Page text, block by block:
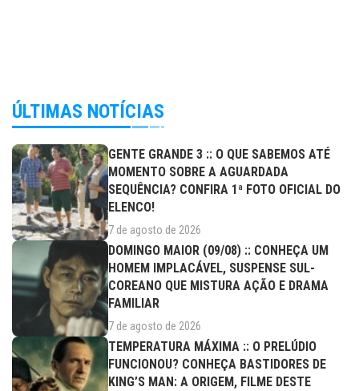
ÚLTIMAS NOTÍCIAS
GENTE GRANDE 3 :: O QUE SABEMOS ATÉ
MOMENTO SOBRE A AGUARDADA
SEQUÊNCIA? CONFIRA 1ª FOTO OFICIAL DO
ELENCO!
7 de agosto de 2026
DOMINGO MAIOR (09/08) :: CONHEÇA UM
HOMEM IMPLACÁVEL, SUSPENSE SUL-
COREANO QUE MISTURA AÇÃO E DRAMA
FAMILIAR
7 de agosto de 2026
TEMPERATURA MÁXIMA :: O PRELÚDIO
FUNCIONOU? CONHEÇA BASTIDORES DE
KING’S MAN: A ORIGEM, FILME DESTE